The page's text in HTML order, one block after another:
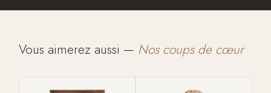
Vous aimerez aussi — Nos coups de cœur